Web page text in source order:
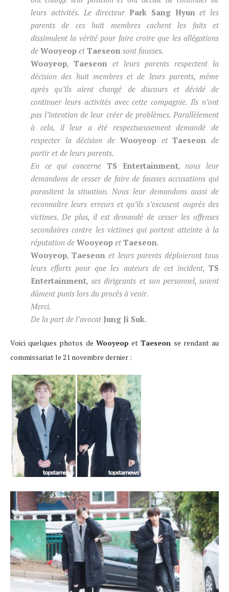
leurs activités. Le directeur Park Sang Hyunet les
parents de ces huit membres cachent les faits et
dissimulent la vérité pour faire croire que les allégations
de Wooyeop et Taeseon sont fausses.
Wooyeop, Taeseon et leurs parents respectent la
décision des huit membres et de leurs parents, même
après qu’ils aient changé de discours et décidé de
continuer leurs activités avec cette compagnie. Ils n’ont
pas l’intention de leur créer de problèmes. Parallèlement
à cela, il leur a été respectueusement demandé de
respecter la décision de WooyeopetTaeseon de
partir et de leurs parents.
En ce qui concerne TS Entertainment, nous leur
demandons de cesser de faire de fausses accusations qui
parasitent la situation. Nous leur demandons aussi de
reconnaître leurs erreurs et qu’ils s’excusent auprès des
victimes. De plus, il est demandé de cesser les offenses
secondaires contre les victimes qui portent atteinte à la
réputation de Wooyeop et Taeseon.
Wooyeop,Taeseon et leurs parents déploieront tous
leurs efforts pour que les auteurs de cet incident, TS
Entertainment, ses dirigeants et son personnel, soient
dûment punis lors du procès à venir.
Merci.
De la part de l’avocat Jung Ji Suk.
Voici quelques photos de Wooyeop etTaeseon se rendant au
commissariat le 21 novembre dernier :